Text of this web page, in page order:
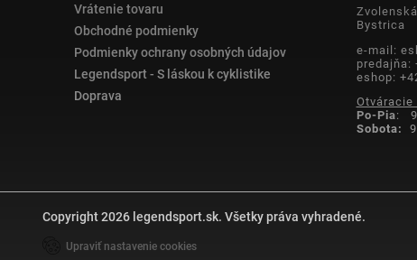
Vrátenie tovaru
Obchodné podmienky
Podmienky ochrany osobných údajov
Legendsport - S láskou k cyklistike
Doprava
Bystrica
e-mail:
predajňa:
eshop:
Otváracie
Po-Pia:
Sobota:
Copyright 2026 legendsport.sk. Všetky práva vyhradené.
Upraviť nastavenie cookies